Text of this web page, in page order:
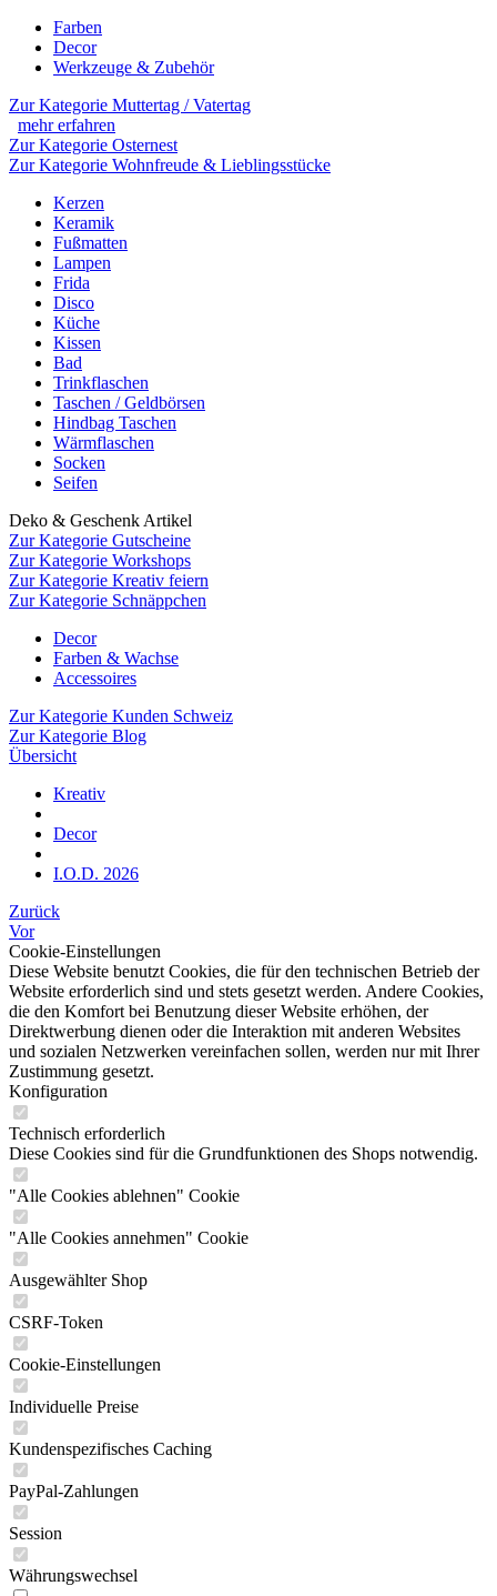
Farben
Decor
Werkzeuge & Zubehör
Zur Kategorie Muttertag / Vatertag
mehr erfahren
Zur Kategorie Osternest
Zur Kategorie Wohnfreude & Lieblingsstücke
Kerzen
Keramik
Fußmatten
Lampen
Frida
Disco
Küche
Kissen
Bad
Trinkflaschen
Taschen / Geldbörsen
Hindbag Taschen
Wärmflaschen
Socken
Seifen
Deko & Geschenk Artikel
Zur Kategorie Gutscheine
Zur Kategorie Workshops
Zur Kategorie Kreativ feiern
Zur Kategorie Schnäppchen
Decor
Farben & Wachse
Accessoires
Zur Kategorie Kunden Schweiz
Zur Kategorie Blog
Übersicht
Kreativ
Decor
I.O.D. 2026
Zurück
Vor
Cookie-Einstellungen
Diese Website benutzt Cookies, die für den technischen Betrieb der
Website erforderlich sind und stets gesetzt werden. Andere Cookies,
die den Komfort bei Benutzung dieser Website erhöhen, der
Direktwerbung dienen oder die Interaktion mit anderen Websites
und sozialen Netzwerken vereinfachen sollen, werden nur mit Ihrer
Zustimmung gesetzt.
Konfiguration
Technisch erforderlich
Diese Cookies sind für die Grundfunktionen des Shops notwendig.
"Alle Cookies ablehnen" Cookie
"Alle Cookies annehmen" Cookie
Ausgewählter Shop
CSRF-Token
Cookie-Einstellungen
Individuelle Preise
Kundenspezifisches Caching
PayPal-Zahlungen
Session
Währungswechsel